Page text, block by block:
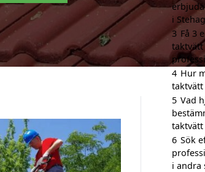
i Stehag
3 Få 3
taktvätt
4 Hur
taktvätt
5 Vad
taktvätt
6 Sök
i andra